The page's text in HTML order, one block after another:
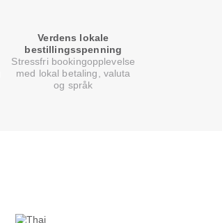
Verdens lokale
bestillingsspenning
Stressfri bookingopplevelse
med lokal betaling, valuta
og språk